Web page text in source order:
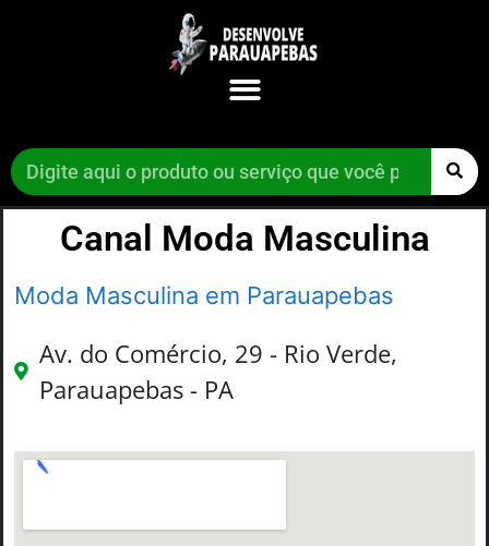
Canal Moda Masculina
Moda Masculina em Parauapebas
Av. do Comércio, 29 - Rio Verde,
Parauapebas - PA